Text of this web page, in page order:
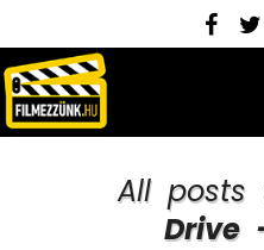
All posts
Drive